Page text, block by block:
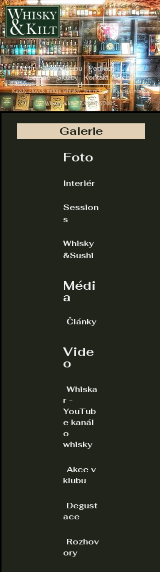
Home Akce v klubuPoukazyE-shop
Galerie
Služby Kontakt Archiv
Každý člověk miluje whisky. Jen někteří to ještě neví...
Whisky Klub | Založeno 2005
Galerie
Foto
Interiér
Session
s
Whisky
&Sushi
Médi
a
Články
Vide
o
Whiska
r -
YouTub
e kanál
o
whisky
Akce v
klubu
Degust
ace
Rozhov
ory